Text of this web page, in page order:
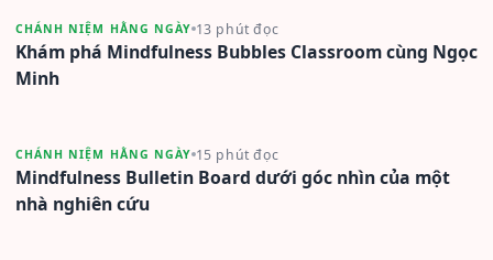
CHÁNH NIỆM HẰNG NGÀY 13 phút đọc
Khám phá Mindfulness Bubbles Classroom cùng Ngọc
Minh
CHÁNH NIỆM HẰNG NGÀY 15 phút đọc
Mindfulness Bulletin Board dưới góc nhìn của một
nhà nghiên cứu